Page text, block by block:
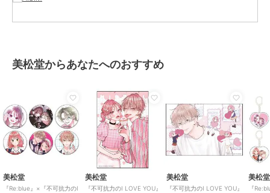
◆細部までこだわった美しいシルエットとボリュームたっぷりのゆる
素材はウール調にみえるハイテク素材：ウーリーテックを使用してい
ます。
柔らかで厚みのある素材ですがウールよりは軽いので長時間の着用に
もストレス軽減。
あえてのポリエステル100％のハイテク素材で頑丈な作りだからヘビ
ロテにも最適です。
ハイテク素材なので水に濡れてもお手入れ簡単！
適度にハリコシがあるのできれいなシルエットラインが生み出されま
す。
美松堂からあなたへのおすすめ
美松堂
『Re:blue』×『不可抗力のI
美松堂
『不可抗力のI LOVE YOU』
美松堂
『不可抗力のI LOVE YOU』
美松堂
『